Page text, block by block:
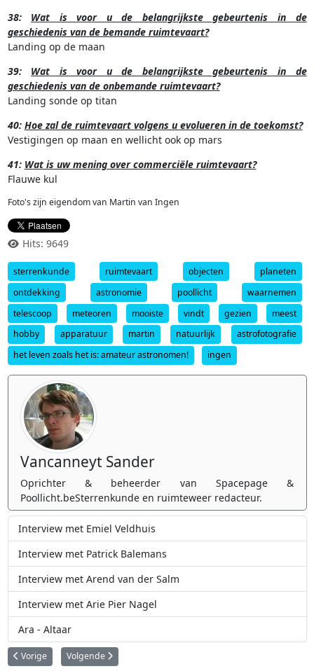
38: Wat is voor u de belangrijkste gebeurtenis in de
geschiedenis van de bemande ruimtevaart?
Landing op de maan
39: Wat is voor u de belangrijkste gebeurtenis in de
geschiedenis van de onbemande ruimtevaart?
Landing sonde op titan
40: Hoe zal de ruimtevaart volgens u evolueren in de toekomst?
Vestigingen op maan en wellicht ook op mars
41: Wat is uw mening over commerciële ruimtevaart?
Flauwe kul
Foto's zijn eigendom van Martin van Ingen
Hits: 9649
sterrenkunde ruimtevaart objecten
planeten
ontdekking
astronomie poollicht
waarnemen
telescoop
meteoren mooiste vindt gezien
meest
hobby
apparatuur martin natuurlijk
astrofotografie
het leven zoals het is: amateur astronomen!
ingen
Vancanneyt Sander
Oprichter & beheerder van Spacepage &
Poollicht.beSterrenkunde en ruimteweer redacteur.
Interview met Emiel Veldhuis
Interview met Patrick Balemans
Interview met Arend van der Salm
Interview met Arie Pier Nagel
Ara - Altaar
Vorig artikel: Interview met Arie Pier Nagel
Vorige Volgende artikel: Interview met Arend van der Salm
Volgende